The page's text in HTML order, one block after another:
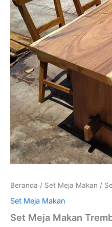
Beranda / Set Meja Makan /
Set Meja Makan
Set Meja Makan